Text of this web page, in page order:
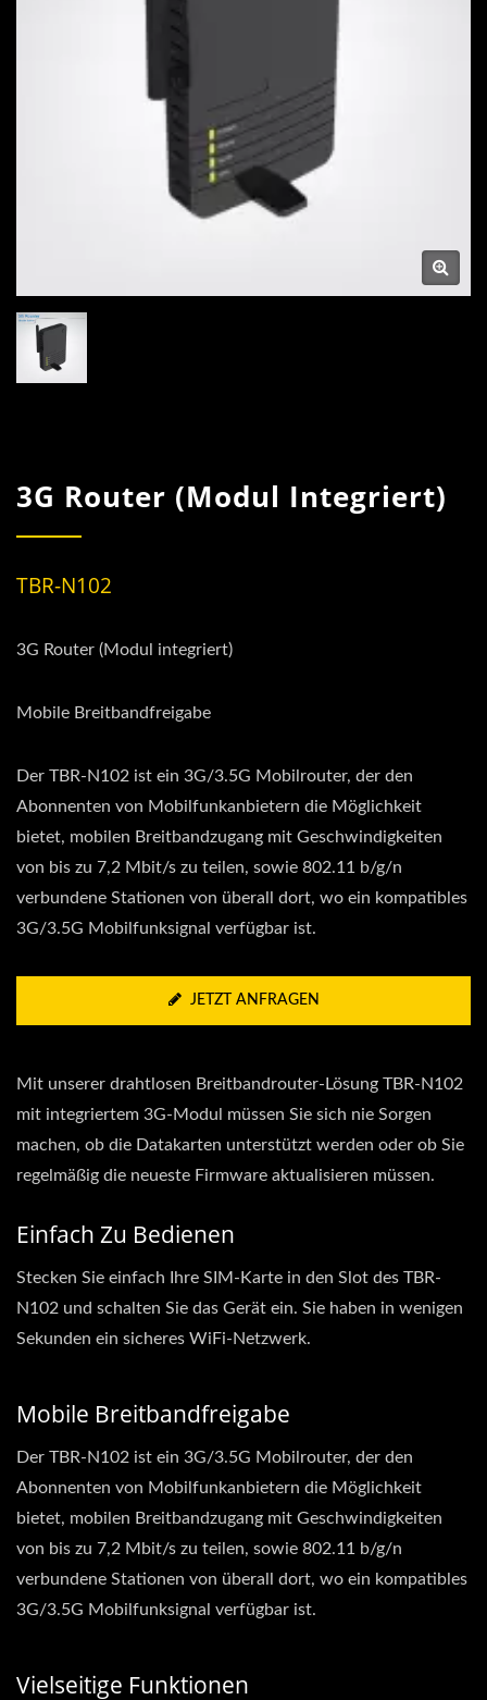
3G Router (Modul Integriert)
TBR-N102
3G Router (Modul integriert)
Mobile Breitbandfreigabe
Der TBR-N102 ist ein 3G/3.5G Mobilrouter, der den
Abonnenten von Mobilfunkanbietern die Möglichkeit
bietet, mobilen Breitbandzugang mit Geschwindigkeiten
von bis zu 7,2 Mbit/s zu teilen, sowie 802.11 b/g/n
verbundene Stationen von überall dort, wo ein kompatibles
3G/3.5G Mobilfunksignal verfügbar ist.
JETZT ANFRAGEN
Mit unserer drahtlosen Breitbandrouter-Lösung TBR-N102
mit integriertem 3G-Modul müssen Sie sich nie Sorgen
machen, ob die Datakarten unterstützt werden oder ob Sie
regelmäßig die neueste Firmware aktualisieren müssen.
Einfach Zu Bedienen
Stecken Sie einfach Ihre SIM-Karte in den Slot des TBR-
N102 und schalten Sie das Gerät ein. Sie haben in wenigen
Sekunden ein sicheres WiFi-Netzwerk.
Mobile Breitbandfreigabe
Der TBR-N102 ist ein 3G/3.5G Mobilrouter, der den
Abonnenten von Mobilfunkanbietern die Möglichkeit
bietet, mobilen Breitbandzugang mit Geschwindigkeiten
von bis zu 7,2 Mbit/s zu teilen, sowie 802.11 b/g/n
verbundene Stationen von überall dort, wo ein kompatibles
3G/3.5G Mobilfunksignal verfügbar ist.
Vielseitige Funktionen